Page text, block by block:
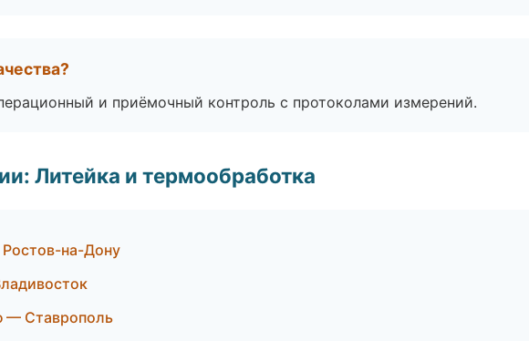
и приёмочный контроль с протоколами измерений.
Литейка и термообработка
на-Дону
— Ставрополь